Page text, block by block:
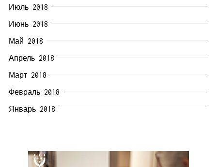
Июль 2018
Июнь 2018
Май 2018
Апрель 2018
Март 2018
Февраль 2018
Январь 2018